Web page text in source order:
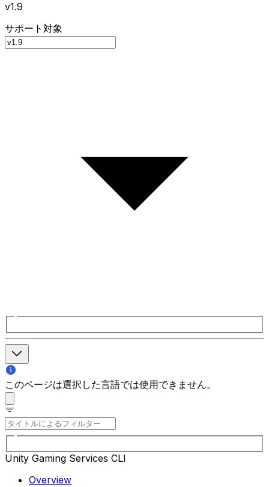
v1.9
サポート対象
このページは選択した言語では使用できません。
Unity Gaming Services CLI
Overview